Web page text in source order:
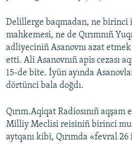
Delillerge baqmadan, ne birinci
mahkemesi, ne de Qırımnıñ
adliyeciniñ Asanovnı azat
etti. Ali Asanovnıñ apis cezası
15-de bite. İyün ayında
dörtünci bala doğdı.
Qırım.Aqiqat Radiosınıñ
Milliy Meclisi reisiniñ birinci
aytqanı kibi, Qırımda «fevral